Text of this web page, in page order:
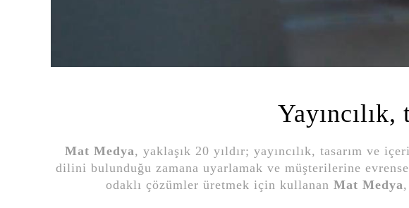
Mat Medya, yaklaşık 20 yıldır; yayıncılık, tasarım ve
dilini bulunduğu zamana uyarlamak ve müşterilerine
odaklı çözümler üretmek için kullanan Mat Medya